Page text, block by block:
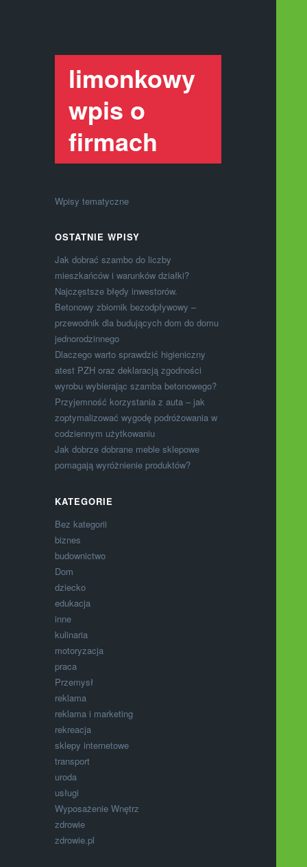
limonkowy
wpis o
firmach
Wpisy tematyczne
OSTATNIE WPISY
Jak dobrać szambo do liczby
mieszkańców i warunków działki?
Najczęstsze błędy inwestorów.
Betonowy zbiornik bezodpływowy –
przewodnik dla budujących dom do domu
jednorodzinnego
Dlaczego warto sprawdzić higieniczny
atest PZH oraz deklaracją zgodności
wyrobu wybierając szamba betonowego?
Przyjemność korzystania z auta – jak
zoptymalizować wygodę podróżowania w
codziennym użytkowaniu
Jak dobrze dobrane meble sklepowe
pomagają wyróżnienie produktów?
KATEGORIE
Bez kategorii
biznes
budownictwo
Dom
dziecko
edukacja
inne
kulinaria
motoryzacja
praca
Przemysł
reklama
reklama i marketing
rekreacja
sklepy internetowe
transport
uroda
usługi
Wyposażenie Wnętrz
zdrowie
zdrowie.pl